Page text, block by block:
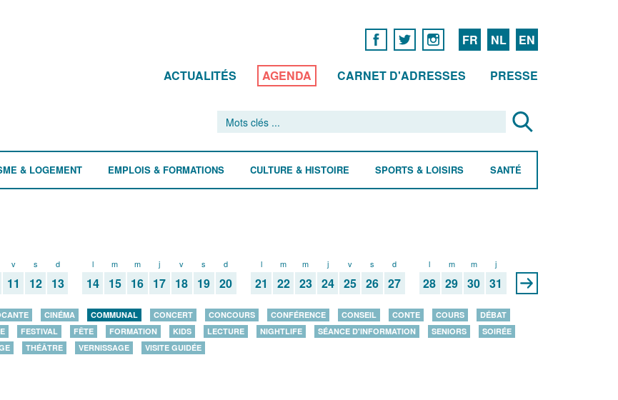
FR NL EN
ACTUALITÉS AGENDA CARNET D'ADRESSES PRESSE
& LOGEMENT EMPLOIS & FORMATIONS CULTURE & HISTOIRE SPORTS & LOISIRS SANTÉ
v
11
s
12
d
13
l
14
m
15
m
16
j
17
v
18
s
19
d
20
l
21
m
22
m
23
j
24
v
25
s
26
d
27
l
28
m
29
m
30
j
31
CINÉMA COMMUNAL CONCERT CONCOURS CONFÉRENCE CONSEIL CONTE COURS
DÉBAT
FESTIVAL FÊTE FORMATION KIDS LECTURE NIGHTLIFE SÉANCE D'INFORMATION SENIORS
SOIRÉE
THÉÂTRE VERNISSAGE VISITE GUIDÉE